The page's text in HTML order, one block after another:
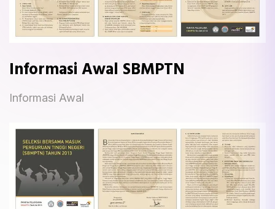
Informasi Awal SBMPTN
Informasi Awal